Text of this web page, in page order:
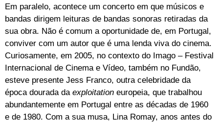
Em paralelo, acontece um concerto em que músicos e
bandas dirigem leituras de bandas sonoras retiradas da
sua obra. Não é comum a oportunidade de, em Portugal,
conviver com um autor que é uma lenda viva do cinema.
Curiosamente, em 2005, no contexto do Imago – Festival
Internacional de Cinema e Vídeo, também no Fundão,
esteve presente Jess Franco, outra celebridade da
época dourada da exploitation europeia, que trabalhou
abundantemente em Portugal entre as décadas de 1960
e de 1980. Com a sua musa, Lina Romay, anos antes do